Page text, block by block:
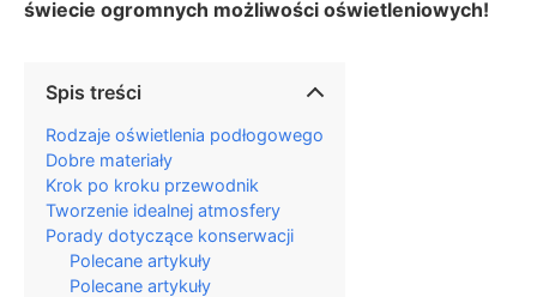
świecie ogromnych możliwości oświetleniowych!
Spis treści
Rodzaje oświetlenia podłogowego
Dobre materiały
Krok po kroku przewodnik
Tworzenie idealnej atmosfery
Porady dotyczące konserwacji
Polecane artykuły
Polecane artykuły